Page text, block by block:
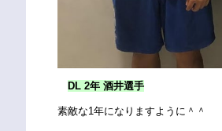
DL 2年 酒井選手
素敵な1年になりますように＾＾